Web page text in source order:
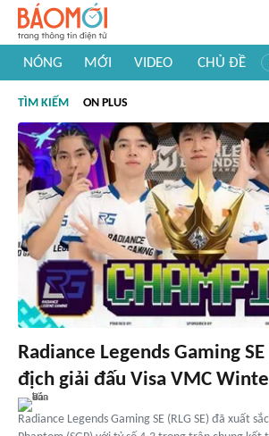
NÓNG MỚI VIDEO CHỦ ĐỀ
#Khám phá thế giới
TÌM KIẾM ON PLUS
Radiance Legends Gaming
địch giải đấu Visa VMC
Radiance Legends Gaming SE (RLG SE) đã xuất